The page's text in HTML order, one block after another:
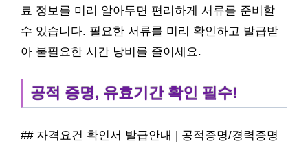
료 정보를 미리 알아두면 편리하게 서류를 준비할
수 있습니다. 필요한 서류를 미리 확인하고 발급받
아 불필요한 시간 낭비를 줄이세요.
공적 증명, 유효기간 확인 필수!
## 자격요건 확인서 발급안내 | 공적증명/경력증명